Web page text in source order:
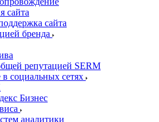
сайта
сайта
бренда
репутацией SERM
социальных сетях
Бизнес
аналитики